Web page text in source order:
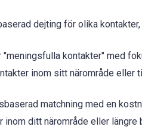
dejting för olika
kontakter" med
inom sitt närområde eller
matchning med en
ditt närområde eller längre